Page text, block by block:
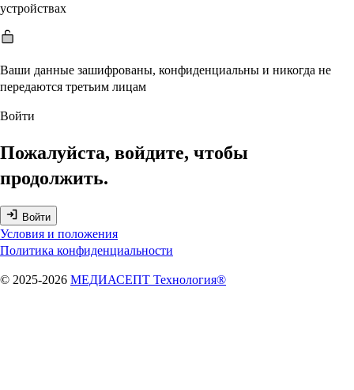
устройствах
Ваши данные зашифрованы, конфиденциальны и никогда не
передаются третьим лицам
Войти
Пожалуйста, войдите, чтобы
продолжить.
Войти
Условия и положения
Политика конфиденциальности
© 2025-2026 МЕДИАСЕПТ Технология®